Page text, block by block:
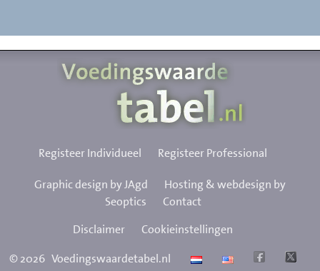
Registeer Individueel Registeer Professional
Graphic design by JAgd
Hosting & webdesign by
Seoptics
Contact
Disclaimer
Cookieinstellingen
©2026 Voedingswaardetabel.nl